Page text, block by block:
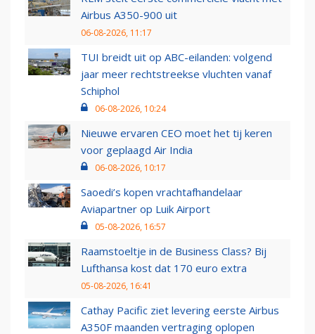
Airbus A350-900 uit
06-08-2026, 11:17
TUI breidt uit op ABC-eilanden: volgend
jaar meer rechtstreekse vluchten vanaf
Schiphol
06-08-2026, 10:24
Nieuwe ervaren CEO moet het tij keren
voor geplaagd Air India
06-08-2026, 10:17
Saoedi’s kopen vrachtafhandelaar
Aviapartner op Luik Airport
05-08-2026, 16:57
Raamstoeltje in de Business Class? Bij
Lufthansa kost dat 170 euro extra
05-08-2026, 16:41
Cathay Pacific ziet levering eerste Airbus
A350F maanden vertraging oplopen